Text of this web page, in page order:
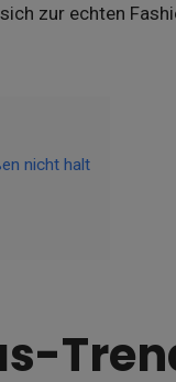
zur echten
nicht halt